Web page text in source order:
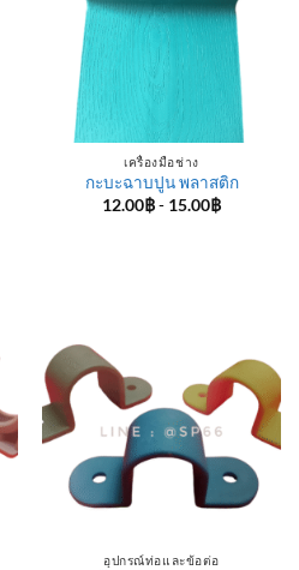
เครื่องมือช่าง
กะบะฉาบปูน พลาสติก
12.00฿- 15.00฿
อุปกรณ์ท่อและข้อต่อ